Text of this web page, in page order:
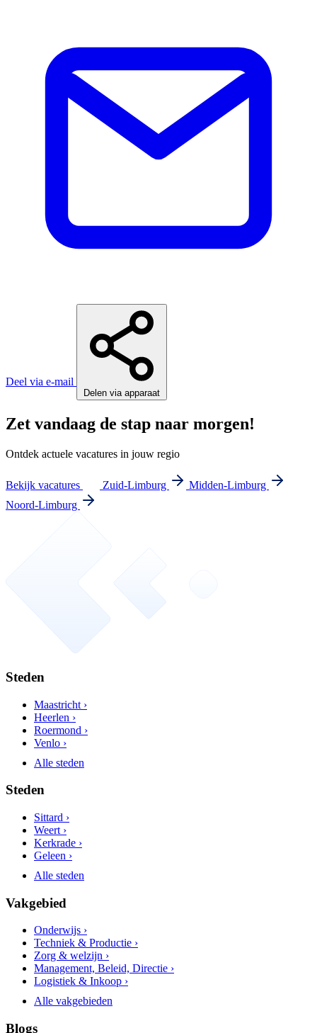
Deel via e-mail
Delen via apparaat
Zet vandaag de stap naar morgen!
Ontdek actuele vacatures in jouw regio
Bekijk vacatures Zuid-Limburg
Midden-Limburg
Noord-Limburg
Steden
Maastricht ›
Heerlen ›
Roermond ›
Venlo ›
Alle steden
Steden
Sittard ›
Weert ›
Kerkrade ›
Geleen ›
Alle steden
Vakgebied
Onderwijs ›
Techniek & Productie ›
Zorg & welzijn ›
Management, Beleid, Directie ›
Logistiek & Inkoop ›
Alle vakgebieden
Blogs